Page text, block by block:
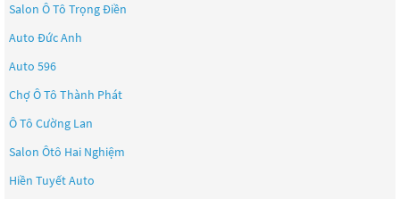
Salon Ô Tô Trọng Điền
Auto Đức Anh
Auto 596
Chợ Ô Tô Thành Phát
Ô Tô Cường Lan
Salon Ôtô Hai Nghiệm
Hiền Tuyết Auto